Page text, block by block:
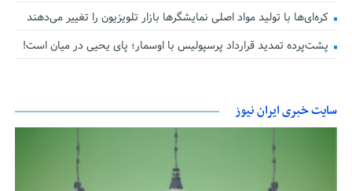
کره‌ای‌ها با تولید مواد اصلی نمایشگرها بازار تلویزیون را تغییر می‌دهند
پشت‌پرده تمدید قرارداد پرسپولیس با اوسمار؛ پای یحیی در میان است!
سایت خبری ایران نیوز